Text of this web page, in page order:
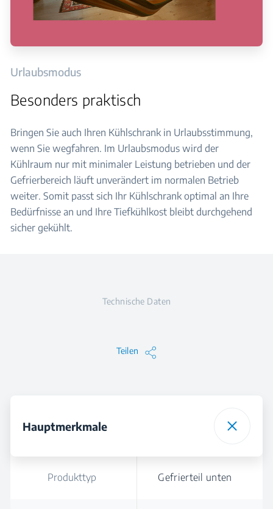
Urlaubsmodus
Besonders praktisch
Bringen Sie auch Ihren Kühlschrank in Urlaubsstimmung,
wenn Sie wegfahren. Im Urlaubsmodus wird der
Kühlraum nur mit minimaler Leistung betrieben und der
Gefrierbereich läuft unverändert im normalen Betrieb
weiter. Somit passt sich Ihr Kühlschrank optimal an Ihre
Bedürfnisse an und Ihre Tiefkühlkost bleibt durchgehend
sicher gekühlt.​
Technische Daten
Teilen
Hauptmerkmale
Produkttyp Gefrierteil unten